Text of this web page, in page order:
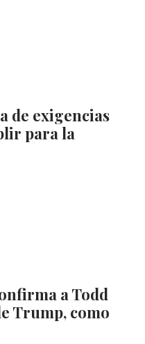
de exigencias
para la
a Todd
Trump, como